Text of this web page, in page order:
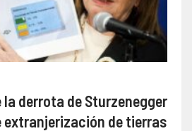
derrota de Sturzenegger
extranjerización de tierras